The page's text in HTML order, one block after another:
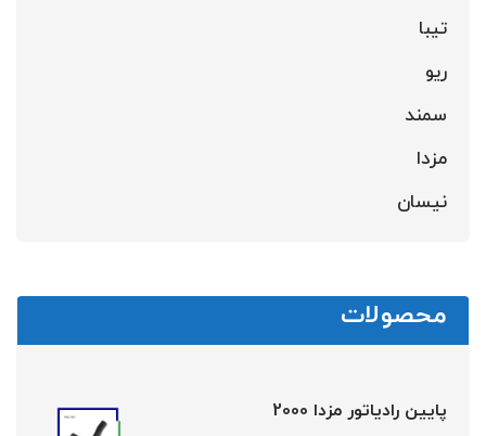
تیبا
ریو
سمند
مزدا
نیسان
محصولات
پایین رادیاتور مزدا 2000